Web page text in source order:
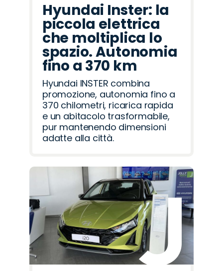
Hyundai Inster: la
piccola elettrica
che moltiplica lo
spazio. Autonomia
fino a 370 km
Hyundai INSTER combina
promozione, autonomia fino a
370 chilometri, ricarica rapida
e un abitacolo trasformabile,
pur mantenendo dimensioni
adatte alla città.